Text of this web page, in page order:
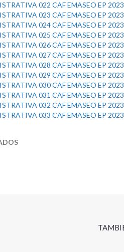
022 CAF EMASEO EP 2023
023 CAF EMASEO EP 2023
024 CAF EMASEO EP 2023
025 CAF EMASEO EP 2023
026 CAF EMASEO EP 2023
027 CAF EMASEO EP 2023
028 CAF EMASEO EP 2023
029 CAF EMASEO EP 2023
030 CAF EMASEO EP 2023
031 CAF EMASEO EP 2023
032 CAF EMASEO EP 2023
033 CAF EMASEO EP 2023